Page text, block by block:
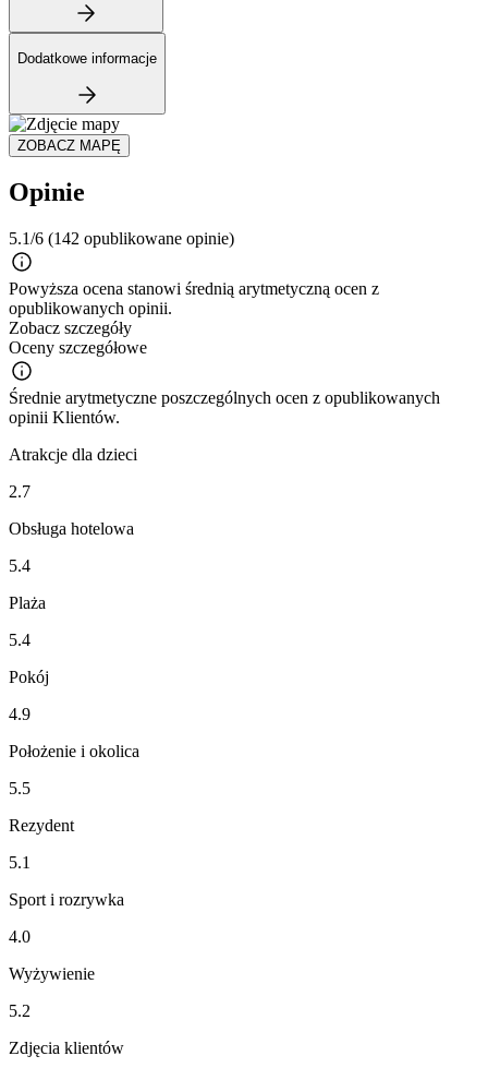
Dodatkowe informacje
ZOBACZ MAPĘ
Opinie
5.1/6 (142 opublikowane opinie)
Powyższa ocena stanowi średnią arytmetyczną ocen z
opublikowanych opinii.
Zobacz szczegóły
Oceny szczegółowe
Średnie arytmetyczne poszczególnych ocen z opublikowanych
opinii Klientów.
Atrakcje dla dzieci
2.7
Obsługa hotelowa
5.4
Plaża
5.4
Pokój
4.9
Położenie i okolica
5.5
Rezydent
5.1
Sport i rozrywka
4.0
Wyżywienie
5.2
Zdjęcia klientów